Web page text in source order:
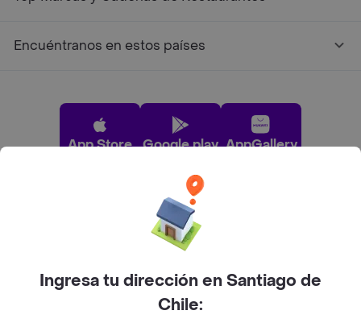
Encuéntranos en estos países
App Store Google play AppGallery
Pide tu comida favorita cerca de ti
Categorías
Ingresa tu dirección en Santiago de
Chile: